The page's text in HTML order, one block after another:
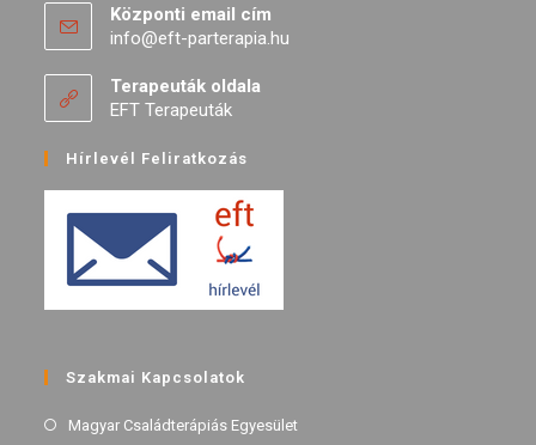
Központi email cím
info@eft-parterapia.hu
Terapeuták oldala
EFT Terapeuták
Hírlevél Feliratkozás
Szakmai Kapcsolatok
Magyar Családterápiás Egyesület